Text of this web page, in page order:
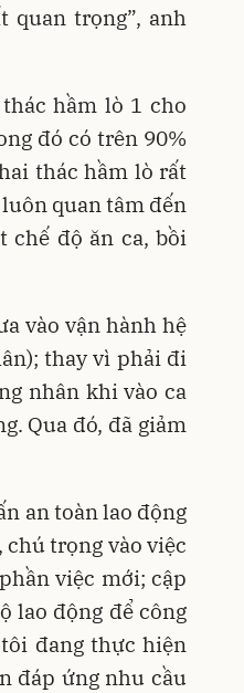
quan trọng”, anh
hầm lò 1 cho
đó có trên 90%
thác hầm lò rất
quan tâm đến
chế độ ăn ca, bồi
vào vận hành hệ
thay vì phải đi
nhân khi vào ca
Qua đó, đã giảm
an toàn lao động
trọng vào việc
việc mới; cập
lao động để công
đang thực hiện
đáp ứng nhu cầu